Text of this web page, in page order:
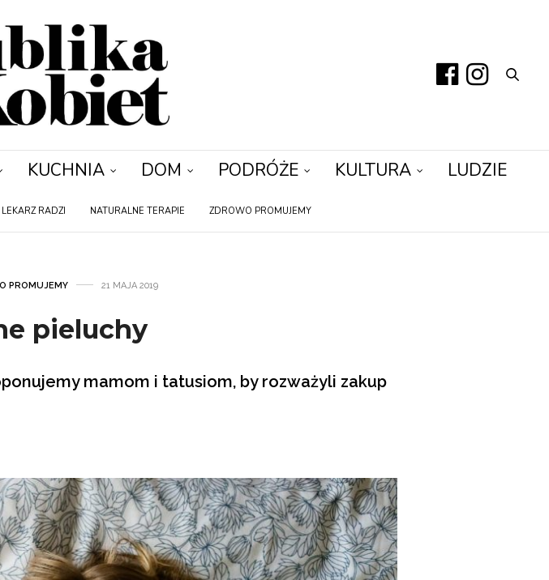
KUCHNIA DOM PODRÓŻE KULTURA LUDZIE
LEKARZ RADZI NATURALNE TERAPIE ZDROWO PROMUJEMY
PROMUJEMY 21 MAJA 2019
pieluchy
mamom i tatusiom, by rozważyli zakup